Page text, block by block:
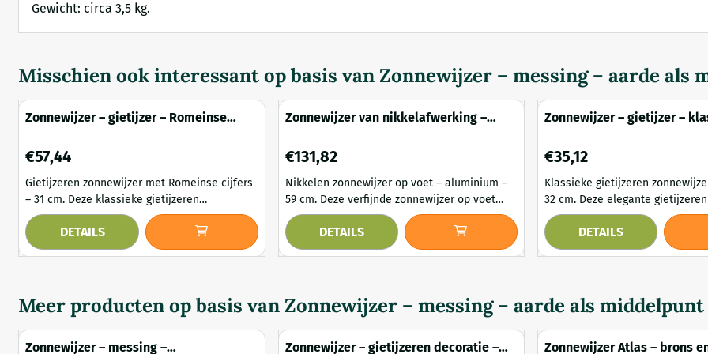
Gewicht: circa 3,5 kg.
Misschien ook interessant op basis van Zonnewijzer – messing – aarde als
Zonnewijzer – gietijzer – Romeinse
Prijs: 57,44
€57,44
Gietijzeren zonnewijzer met Romeinse cijfers
– 31 cm. Deze klassieke gietijzeren
zonnewijzer, voorzien van uurindicaties in
elegante Romeinse cijfers, vormt een
stijlvolle en functionele toevoeging aan tuin
en maakt dit stuk tot een blikvanger in elke
buitenruimte. Duu...
DETAILS
Zonnewijzer van nikkelafwerking –
Prijs: 131,82
€131,82
Nikkelen zonnewijzer op voet – aluminium –
59 cm. Deze verfijnde zonnewijzer op voet
voegt een klassiek en stijlvol accent toe aan
tuin, terras of interieur. Het aluminium is
voorzien van een glanzende nikkelafwerking,
deze zonnewijzer zowel een functioneel
tijdinstr...
DETAILS
Zonnewijzer – gietijzer –
Prijs: 35,12
€35,12
Klassieke gietijzeren
32 cm. Deze elegante gietijzeren zonnewijzer
heeft een sierlijk halfopen
klassieke Engelse landhuisstijl.
bruine kleur en verfijnde
duurzame gietijzer blijft de
jarenlang mooi...
DETAILS
Meer producten op basis van Zonnewijzer – messing – aarde als middelpunt
Zonnewijzer – messing –
Zonnewijzer – gietijzeren decoratie –
Zonnewijzer Atlas – brons